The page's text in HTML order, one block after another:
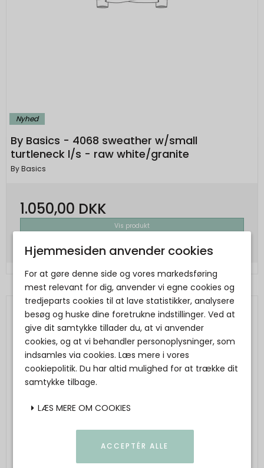
Nyhed
By Basics - 4068 sweather w/small
turtleneck l/s - raw white/granite
By Basics
1.050,00 DKK
Vis produkt
Hjemmesiden anvender cookies
For at gøre denne side og vores markedsføring
mest relevant for dig, anvender vi egne cookies og
tredjeparts cookies til at lave statistikker, analysere
besøg og huske dine foretrukne indstillinger. Ved at
give dit samtykke tillader du, at vi anvender
cookies, og at vi behandler personoplysninger, som
indsamles via cookies. Læs mere i vores
cookiepolitik. Du har altid mulighed for at trække dit
samtykke tilbage.
LÆS MERE OM COOKIES
ACCEPTÉR ALLE